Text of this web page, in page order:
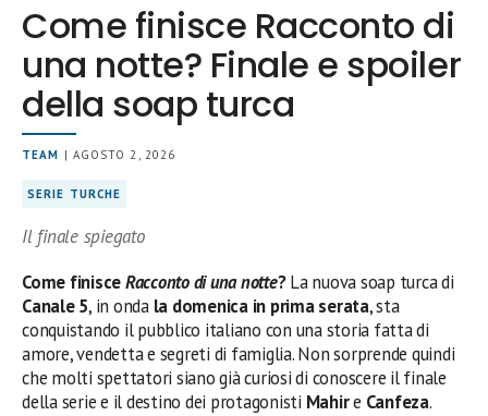
Come finisce Racconto di
una notte? Finale e spoiler
della soap turca
TEAM | AGOSTO 2, 2026
SERIE TURCHE
Il finale spiegato
Come finisceRacconto di una notte?La nuova soap turca di
Canale 5, in onda la domenica in prima serata, sta
conquistando il pubblico italiano con una storia fatta di
amore, vendetta e segreti di famiglia. Non sorprende quindi
che molti spettatori siano già curiosi di conoscere il finale
della serie e il destino dei protagonisti Mahire Canfeza.